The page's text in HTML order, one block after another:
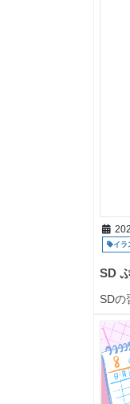
イラ
SD
SDの